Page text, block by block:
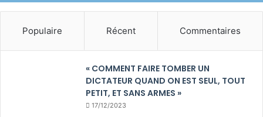
Populaire Récent Commentaires
« COMMENT FAIRE TOMBER UN
DICTATEUR QUAND ON EST SEUL, TOUT
PETIT, ET SANS ARMES »
17/12/2023